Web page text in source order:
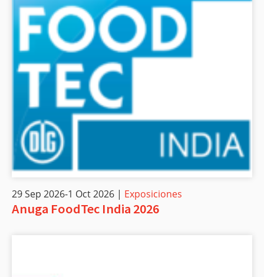
29 Sep 2026-1 Oct 2026 | Exposiciones
Anuga FoodTec India 2026